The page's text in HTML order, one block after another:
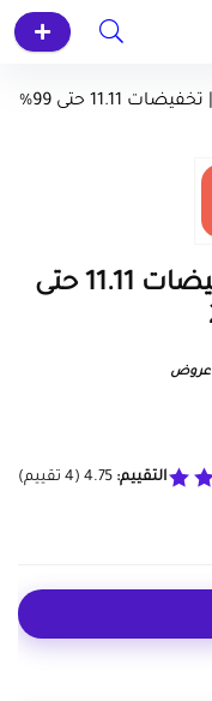
عروض يوم العزاب | تخفيضات 11.11 حتى 99%
عروض يوم العزاب | تخفيضات 11.11 حتى
عروض
التقييم: 4.75
(
4 تقييم)